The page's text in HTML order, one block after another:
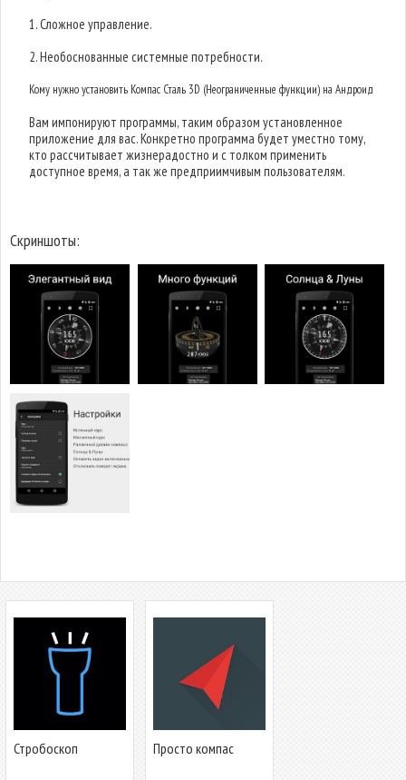
1. Сложное управление.
2. Необоснованные системные потребности.
Кому нужно установить Компас Сталь 3D (Неограниченные функции) на Андроид
Вам импонируют программы, таким образом установленное
приложение для вас. Конкретно программа будет уместно тому,
кто рассчитывает жизнерадостно и с толком применить
доступное время, а так же предприимчивым пользователям.
Скриншоты:
Стробоскоп
Просто компас